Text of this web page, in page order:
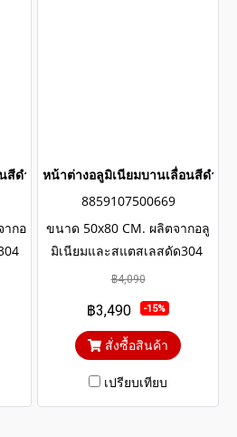
สีดำสแตนเลสดัด winking
ากอ
ม่
น
หน้าต่างอลูมิเนียมบานเลื่อนสีดำส
8859107500669
ขนาด 50x80 CM. ผลิตจากอลู
มิเนียมและสแตสเลสดัด304
แข็งแรงทนทาน รับประกันไม่
กระจกสีเขียวใสตัดแสงป้องกัน
ความร้อนและรังสียูวี
฿4,090
฿3,490 -15%
สั่งซื้อสินค้า
เปรียบเทียบ